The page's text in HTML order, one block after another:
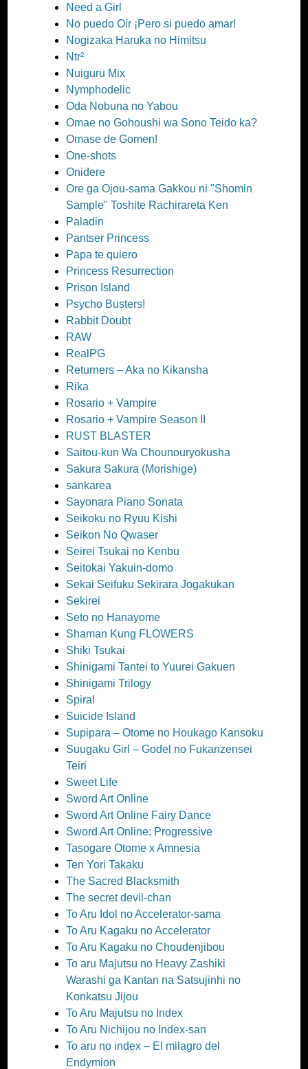
Need a Girl
No puedo Oir ¡Pero si puedo amar!
Nogizaka Haruka no Himitsu
Ntr²
Nuiguru Mix
Nymphodelic
Oda Nobuna no Yabou
Omae no Gohoushi wa Sono Teido ka?
Omase de Gomen!
One-shots
Onidere
Ore ga Ojou-sama Gakkou ni "Shomin
Sample" Toshite Rachirareta Ken
Paladin
Pantser Princess
Papa te quiero
Princess Resurrection
Prison Island
Psycho Busters!
Rabbit Doubt
RAW
RealPG
Returners – Aka no Kikansha
Rika
Rosario + Vampire
Rosario + Vampire Season II
RUST BLASTER
Saitou-kun Wa Chounouryokusha
Sakura Sakura (Morishige)
sankarea
Sayonara Piano Sonata
Seikoku no Ryuu Kishi
Seikon No Qwaser
Seirei Tsukai no Kenbu
Seitokai Yakuin-domo
Sekai Seifuku Sekirara Jogakukan
Sekirei
Seto no Hanayome
Shaman Kung FLOWERS
Shiki Tsukai
Shinigami Tantei to Yuurei Gakuen
Shinigami Trilogy
Spiral
Suicide Island
Supipara – Otome no Houkago Kansoku
Suugaku Girl – Godel no Fukanzensei
Teiri
Sweet Life
Sword Art Online
Sword Art Online Fairy Dance
Sword Art Online: Progressive
Tasogare Otome x Amnesia
Ten Yori Takaku
The Sacred Blacksmith
The secret devil-chan
To Aru Idol no Accelerator-sama
To Aru Kagaku no Accelerator
To Aru Kagaku no Choudenjibou
To aru Majutsu no Heavy Zashiki
Warashi ga Kantan na Satsujinhi no
Konkatsu Jijou
To Aru Majutsu no Index
To Aru Nichijou no Index-san
To aru no index – El milagro del
Endymion